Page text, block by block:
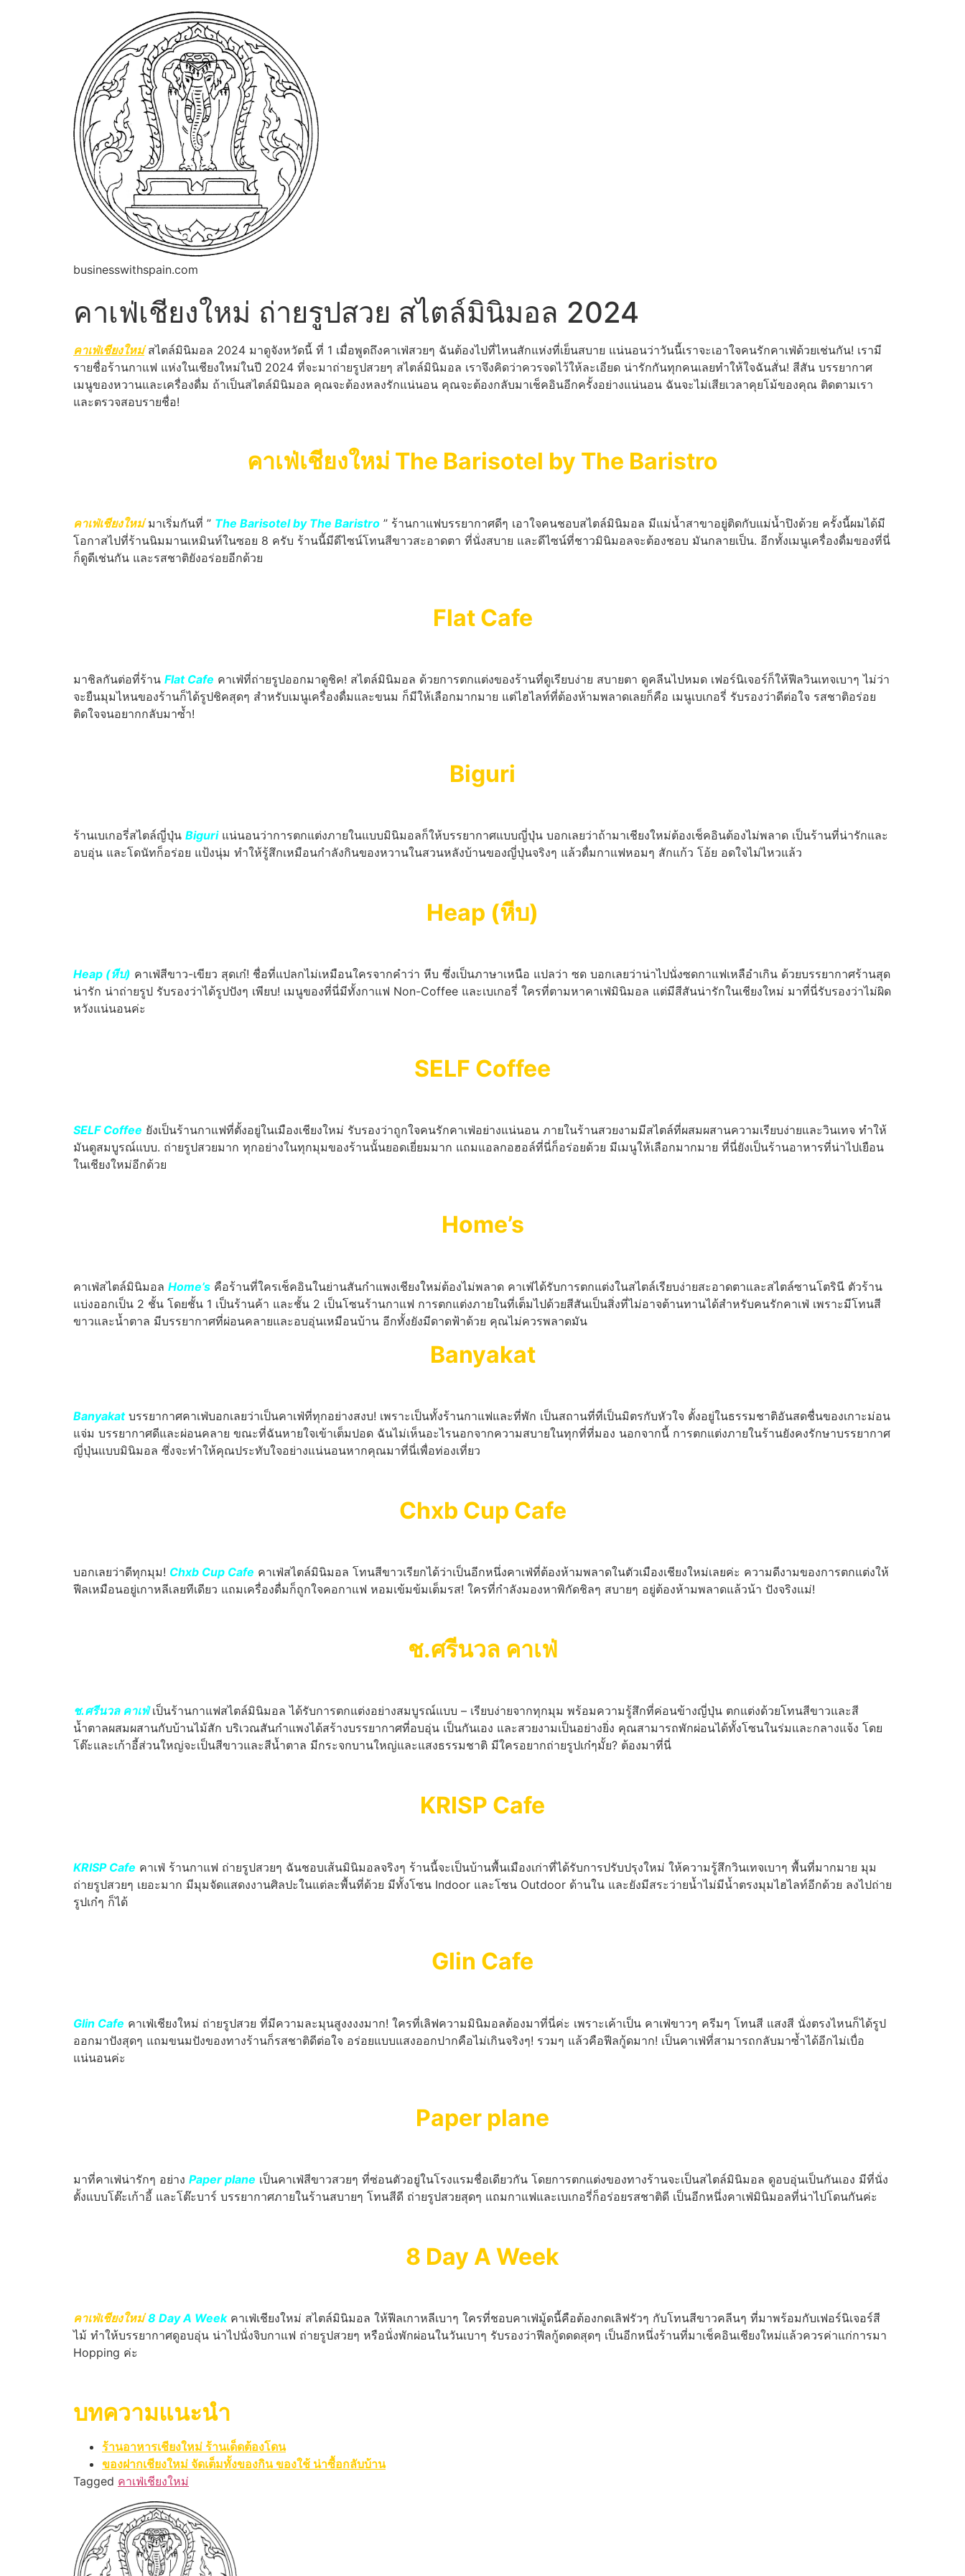
businesswithspain.com
คาเฟ่เชียงใหม่ ถ่ายรูปสวย สไตล์มินิมอล 2024
คาเฟ่เชียงใหม่สไตล์มินิมอล 2024 มาดูจังหวัดนี้ ที่ 1 เมื่อพูดถึงคาเฟ่สวยๆ ฉันต้องไปที่ไหนสักแห่งที่เย็นสบาย แน่นอนว่าวันนี้เราจะเอาใจคนรักคาเฟ่ด้วยเช่นกัน! เรามี
รายชื่อร้านกาแฟ แห่งในเชียงใหม่ในปี 2024 ที่จะมาถ่ายรูปสวยๆ สไตล์มินิมอล เราจึงคิดว่าควรจดไว้ให้ละเอียด น่ารักกันทุกคนเลยทำให้ใจฉันสั่น! สีสัน บรรยากาศ
เมนูของหวานและเครื่องดื่ม ถ้าเป็นสไตล์มินิมอล คุณจะต้องหลงรักแน่นอน คุณจะต้องกลับมาเช็คอินอีกครั้งอย่างแน่นอน ฉันจะไม่เสียเวลาคุยโม้ของคุณ ติดตามเรา
และตรวจสอบรายชื่อ!
คาเฟ่เชียงใหม่ The Barisotel by The Baristro
คาเฟ่เชียงใหม่มาเริ่มกันที่ ” The Barisotel by The Baristro ” ร้านกาแฟบรรยากาศดีๆ เอาใจคนชอบสไตล์มินิมอล มีแม่น้ำสาขาอยู่ติดกับแม่น้ำปิงด้วย ครั้งนี้ผมได้มี
โอกาสไปที่ร้านนิมมานเหมินท์ในซอย 8 ครับ ร้านนี้มีดีไซน์โทนสีขาวสะอาดตา ที่นั่งสบาย และดีไซน์ที่ชาวมินิมอลจะต้องชอบ มันกลายเป็น. อีกทั้งเมนูเครื่องดื่มของที่นี่
ก็ดูดีเช่นกัน และรสชาติยังอร่อยอีกด้วย
Flat Cafe
มาชิลกันต่อที่ร้าน Flat Cafe คาเฟ่ที่ถ่ายรูปออกมาดูชิค! สไตล์มินิมอล ด้วยการตกแต่งของร้านที่ดูเรียบง่าย สบายตา ดูคลีนไปหมด เฟอร์นิเจอร์ก็ให้ฟีลวินเทจเบาๆ ไม่ว่า
จะยืนมุมไหนของร้านก็ได้รูปชิคสุดๆ สำหรับเมนูเครื่องดื่มและขนม ก็มีให้เลือกมากมาย แต่ไฮไลท์ที่ต้องห้ามพลาดเลยก็คือ เมนูเบเกอรี่ รับรองว่าดีต่อใจ รสชาติอร่อย
ติดใจจนอยากกลับมาซ้ำ!
Biguri
ร้านเบเกอรี่สไตล์ญี่ปุ่น Biguriแน่นอนว่าการตกแต่งภายในแบบมินิมอลก็ให้บรรยากาศแบบญี่ปุ่น บอกเลยว่าถ้ามาเชียงใหม่ต้องเช็คอินต้องไม่พลาด เป็นร้านที่น่ารักและ
อบอุ่น และโดนัทก็อร่อย แป้งนุ่ม ทำให้รู้สึกเหมือนกำลังกินของหวานในสวนหลังบ้านของญี่ปุ่นจริงๆ แล้วดื่มกาแฟหอมๆ สักแก้ว โอ้ย อดใจไม่ไหวแล้ว
Heap (หีบ)
Heap (หีบ) คาเฟ่สีขาว-เขียว สุดเก๋! ชื่อที่แปลกไม่เหมือนใครจากคำว่า หีบ ซึ่งเป็นภาษาเหนือ แปลว่า ซด บอกเลยว่าน่าไปนั่งซดกาแฟเหลือำเกิน ด้วยบรรยากาศร้านสุด
น่ารัก น่าถ่ายรูป รับรองว่าได้รูปปังๆ เพียบ! เมนูของที่นี่มีทั้งกาแฟ Non-Coffee และเบเกอรี่ ใครที่ตามหาคาเฟ่มินิมอล แต่มีสีสันน่ารักในเชียงใหม่ มาที่นี่รับรองว่าไม่ผิด
หวังแน่นอนค่ะ
SELF Coffee
SELF Coffee ยังเป็นร้านกาแฟที่ตั้งอยู่ในเมืองเชียงใหม่ รับรองว่าถูกใจคนรักคาเฟ่อย่างแน่นอน ภายในร้านสวยงามมีสไตล์ที่ผสมผสานความเรียบง่ายและวินเทจ ทำให้
มันดูสมบูรณ์แบบ. ถ่ายรูปสวยมาก ทุกอย่างในทุกมุมของร้านนั้นยอดเยี่ยมมาก แถมแอลกอฮอล์ที่นี่ก็อร่อยด้วย มีเมนูให้เลือกมากมาย ที่นี่ยังเป็นร้านอาหารที่น่าไปเยือน
ในเชียงใหม่อีกด้วย
Home’s
คาเฟ่สไตล์มินิมอล Home’s คือร้านที่ใครเช็คอินในย่านสันกำแพงเชียงใหม่ต้องไม่พลาด คาเฟ่ได้รับการตกแต่งในสไตล์เรียบง่ายสะอาดตาและสไตล์ซานโตรินี ตัวร้าน
แบ่งออกเป็น 2 ชั้น โดยชั้น 1 เป็นร้านค้า และชั้น 2 เป็นโซนร้านกาแฟ การตกแต่งภายในที่เต็มไปด้วยสีสันเป็นสิ่งที่ไม่อาจต้านทานได้สำหรับคนรักคาเฟ่ เพราะมีโทนสี
ขาวและน้ำตาล มีบรรยากาศที่ผ่อนคลายและอบอุ่นเหมือนบ้าน อีกทั้งยังมีดาดฟ้าด้วย คุณไม่ควรพลาดมัน
Banyakat
Banyakatบรรยากาศคาเฟ่บอกเลยว่าเป็นคาเฟ่ที่ทุกอย่างสงบ! เพราะเป็นทั้งร้านกาแฟและที่พัก เป็นสถานที่ที่เป็นมิตรกับหัวใจ ตั้งอยู่ในธรรมชาติอันสดชื่นของเกาะม่อน
แจ่ม บรรยากาศดีและผ่อนคลาย ขณะที่ฉันหายใจเข้าเต็มปอด ฉันไม่เห็นอะไรนอกจากความสบายในทุกที่ที่มอง นอกจากนี้ การตกแต่งภายในร้านยังคงรักษาบรรยากาศ
ญี่ปุ่นแบบมินิมอล ซึ่งจะทำให้คุณประทับใจอย่างแน่นอนหากคุณมาที่นี่เพื่อท่องเที่ยว
Chxb Cup Cafe
บอกเลยว่าดีทุกมุม! Chxb Cup Cafe คาเฟ่สไตล์มินิมอล โทนสีขาวเรียกได้ว่าเป็นอีกหนึ่งคาเฟ่ที่ต้องห้ามพลาดในตัวเมืองเชียงใหม่เลยค่ะ ความดีงามของการตกแต่งให้
ฟีลเหมือนอยู่เกาหลีเลยทีเดียว แถมเครื่องดื่มก็ถูกใจคอกาแฟ หอมเข้มข้มเต็มรส! ใครที่กำลังมองหาพิกัดชิลๆ สบายๆ อยู่ต้องห้ามพลาดแล้วน้า ปังจริงแม่!
ช.ศรีนวล คาเฟ่
ช.ศรีนวล คาเฟ่เป็นร้านกาแฟสไตล์มินิมอล ได้รับการตกแต่งอย่างสมบูรณ์แบบ – เรียบง่ายจากทุกมุม พร้อมความรู้สึกที่ค่อนข้างญี่ปุ่น ตกแต่งด้วยโทนสีขาวและสี
น้ำตาลผสมผสานกับบ้านไม้สัก บริเวณสันกำแพงได้สร้างบรรยากาศที่อบอุ่น เป็นกันเอง และสวยงามเป็นอย่างยิ่ง คุณสามารถพักผ่อนได้ทั้งโซนในร่มและกลางแจ้ง โดย
โต๊ะและเก้าอี้ส่วนใหญ่จะเป็นสีขาวและสีน้ำตาล มีกระจกบานใหญ่และแสงธรรมชาติ มีใครอยากถ่ายรูปเก๋ๆมั้ย? ต้องมาที่นี่
KRISP Cafe
KRISP Cafe คาเฟ่ ร้านกาแฟ ถ่ายรูปสวยๆ ฉันชอบเส้นมินิมอลจริงๆ ร้านนี้จะเป็นบ้านพื้นเมืองเก่าที่ได้รับการปรับปรุงใหม่ ให้ความรู้สึกวินเทจเบาๆ พื้นที่มากมาย มุม
ถ่ายรูปสวยๆ เยอะมาก มีมุมจัดแสดงงานศิลปะในแต่ละพื้นที่ด้วย มีทั้งโซน Indoor และโซน Outdoor ด้านใน และยังมีสระว่ายน้ำไม่มีน้ำตรงมุมไฮไลท์อีกด้วย ลงไปถ่าย
รูปเก๋ๆ ก็ได้
Glin Cafe
Glin Cafe คาเฟ่เชียงใหม่ ถ่ายรูปสวย ที่มีความละมุนสูงงงงมาก! ใครที่เลิฟความมินิมอลต้องมาที่นี่ค่ะ เพราะเค้าเป็น คาเฟ่ขาวๆ ครีมๆ โทนสี แสงสี นั่งตรงไหนก็ได้รูป
ออกมาปังสุดๆ แถมขนมปังของทางร้านก็รสชาติดีต่อใจ อร่อยแบบแสงออกปากคือไม่เกินจริงๆ! รวมๆ แล้วคือฟีลกู้ดมาก! เป็นคาเฟ่ที่สามารถกลับมาซ้ำได้อีกไม่เบื่อ
แน่นอนค่ะ
Paper plane
มาที่คาเฟ่น่ารักๆ อย่าง Paper plane เป็นคาเฟ่สีขาวสวยๆ ที่ซ่อนตัวอยู่ในโรงแรมชื่อเดียวกัน โดยการตกแต่งของทางร้านจะเป็นสไตล์มินิมอล ดูอบอุ่นเป็นกันเอง มีที่นั่ง
ตั้งแบบโต๊ะเก้าอี้ และโต๊ะบาร์ บรรยากาศภายในร้านสบายๆ โทนสีดี ถ่ายรูปสวยสุดๆ แถมกาแฟและเบเกอรี่ก็อร่อยรสชาติดี เป็นอีกหนึ่งคาเฟ่มินิมอลที่น่าไปโดนกันค่ะ
8 Day A Week
คาเฟ่เชียงใหม่ 8 Day A Weekคาเฟ่เชียงใหม่ สไตล์มินิมอล ให้ฟีลเกาหลีเบาๆ ใครที่ชอบคาเฟ่มู้ดนี้คือต้องกดเลิฟรัวๆ กับโทนสีขาวคลีนๆ ที่มาพร้อมกับเฟอร์นิเจอร์สี
ไม้ ทำให้บรรยากาศดูอบอุ่น น่าไปนั่งจิบกาแฟ ถ่ายรูปสวยๆ หรือนั่งพักผ่อนในวันเบาๆ รับรองว่าฟีลกู้ดดดสุดๆ เป็นอีกหนึ่งร้านที่มาเช็คอินเชียงใหม่แล้วควรค่าแก่การมา
Hopping ค่ะ
บทความแนะนำ
ร้านอาหารเชียงใหม่ ร้านเด็ดต้องโดน
ของฝากเชียงใหม่ จัดเต็มทั้งของกิน ของใช้ น่าซื้อกลับบ้าน
Tagged คาเฟ่เชียงใหม่